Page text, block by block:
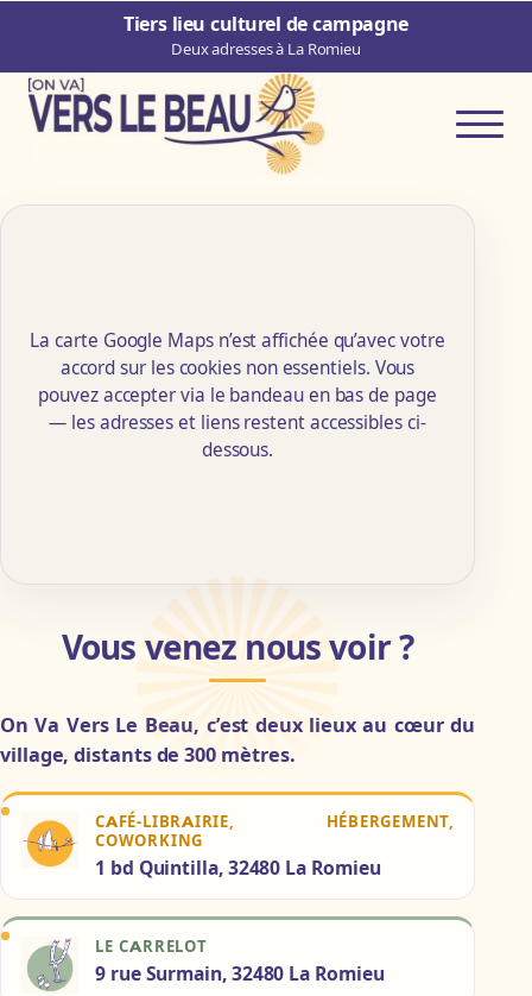
Aller au contenu principalTiers lieu culturel de campagne
Deux adresses à La Romieu
La carte Google Maps n’est affichée qu’avec votre
accord sur les cookies non essentiels. Vous
pouvez accepter via le bandeau en bas de page
— les adresses et liens restent accessibles ci-
dessous.
ContactVous venez nous voir ?
On Va Vers Le Beau, c’est deux lieux au cœur du
village, distants de 300 mètres.
CAFÉ-LIBRAIRIE, HÉBERGEMENT,
COWORKING
1 bd Quintilla, 32480 La Romieu
LE CARRELOT
9 rue Surmain, 32480 La Romieu